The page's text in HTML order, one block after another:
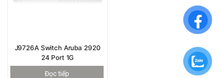
J9726A Switch Aruba 2920
24 Port 1G
Đọc tiếp